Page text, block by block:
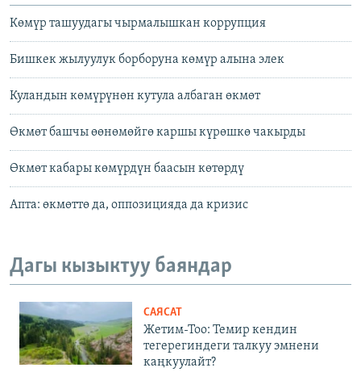
Көмүр ташуудагы чырмалышкан коррупция
Бишкек жылуулук борборуна көмүр алына элек
Куландын көмүрүнөн кутула албаган өкмөт
Өкмөт башчы өөнөмөйгө каршы күрөшкө чакырды
Өкмөт кабары көмүрдүн баасын көтөрдү
Апта: өкмөттө да, оппозицияда да кризис
Дагы кызыктуу баяндар
САЯСАТ
Жетим-Тоо: Темир кендин
тегерегиндеги талкуу эмнени
каңкуулайт?